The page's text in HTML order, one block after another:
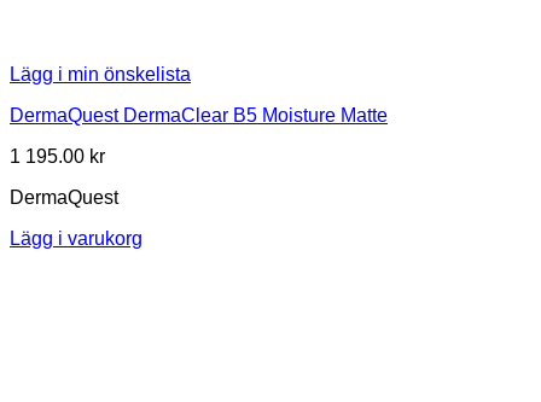
Lägg i min önskelista
DermaQuest DermaClear B5 Moisture Matte
1 195.00 kr
DermaQuest
Lägg i varukorg